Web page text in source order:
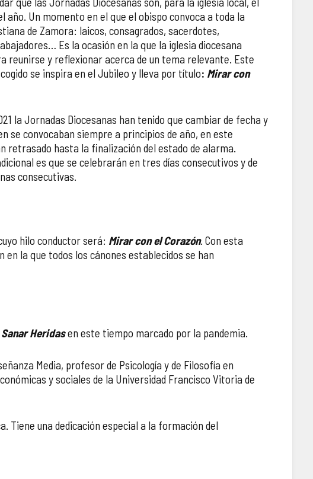
año. Un momento en el que el obispo convoca a toda la
de Zamora: laicos, consagrados, sacerdotes,
Es la ocasión en la que la iglesia diocesana
reunirse y reflexionar acerca de un tema relevante. Este
se inspira en el Jubileo y lleva por título: Mirar con
la Jornadas Diocesanas han tenido que cambiar de fecha y
se convocaban siempre a principios de año, en este
retrasado hasta la finalización del estado de alarma.
es que se celebrarán en tres días consecutivos y de
consecutivas.
hilo conductor será: Mirar con el Corazón. Con esta
en la que todos los cánones establecidos se han
Sanar Heridasen este tiempo marcado por la pandemia.
Media, profesor de Psicología y de Filosofía en
y sociales de la Universidad Francisco Vitoria de
Tiene una dedicación especial a la formación del